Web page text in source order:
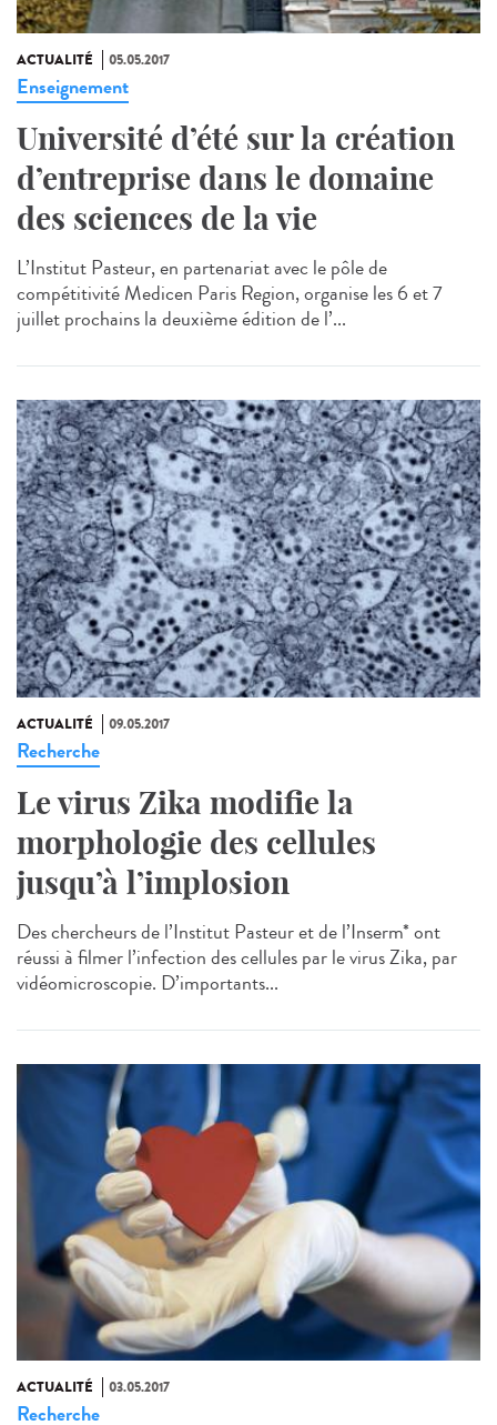
ACTUALITÉ 05.05.2017
Enseignement
Université d’été sur la création
d’entreprise dans le domaine
des sciences de la vie
L’Institut Pasteur, en partenariat avec le pôle de
compétitivité Medicen Paris Region, organise les 6 et 7
juillet prochains la deuxième édition de l’...
ACTUALITÉ 09.05.2017
Recherche
Le virus Zika modifie la
morphologie des cellules
jusqu’à l’implosion
Des chercheurs de l’Institut Pasteur et de l’Inserm* ont
réussi à filmer l’infection des cellules par le virus Zika, par
vidéomicroscopie. D’importants...
ACTUALITÉ 03.05.2017
Recherche